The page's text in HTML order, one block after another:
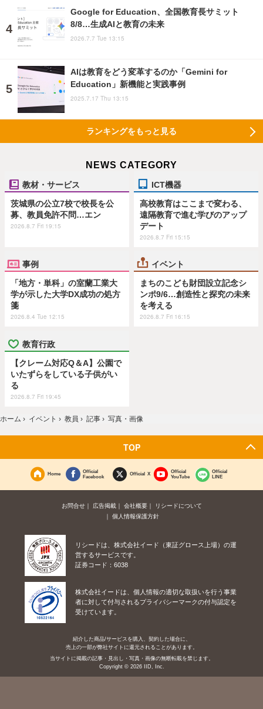
Google for Education、全国教育長サミット
8/8…生成AIと教育の未来
2026.7.7 Tue 13:15
AIは教育をどう変革するのか「Gemini for
Education」新機能と実践事例
2025.7.17 Thu 13:15
ランキングをもっと見る
NEWS CATEGORY
教材・サービス
茨城県の公立7校で校長を公
募、教員免許不問…エン
2026.8.7 Fri 19:15
ICT機器
高校教育はここまで変わる、
遠隔教育で進む学びのアップ
デート
2026.8.7 Fri 15:15
事例
「地方・単科」の室蘭工業大
学が示した大学DX成功の処方
箋
2026.8.4 Tue 12:15
イベント
まちのこども財団設立記念シ
ンポ9/6…創造性と探究の未来
を考える
2026.8.7 Fri 16:15
教育行政
【クレーム対応Q＆A】公園で
いたずらをしている子供がい
る
2026.8.7 Fri 19:45
ホーム › イベント › 教員 › 記事 › 写真・画像
TOP
Home
Official
Facebook
Official X
Official
YouTube
Official
LINE
お問合せ 広告掲載 会社概要
リシードについて
個人情報保護方針
リシードは、株式会社イード（東証グロース上場）の運
営するサービスです。
証券コード：6038
株式会社イードは、個人情報の適切な取扱いを行う事業
者に対して付与されるプライバシーマークの付与認定を
受けています。
紹介した商品/サービスを購入、契約した場合に、
売上の一部が弊社サイトに還元されることがあります。
当サイトに掲載の記事・見出し・写真・画像の無断転載を禁じます。
Copyright © 2026 IID, Inc.